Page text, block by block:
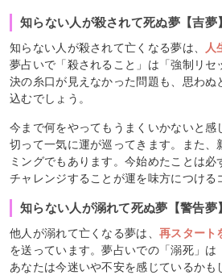
知らない人が殺されて死ぬ夢【吉夢】
知らない人が殺されて亡くなる夢は、 人
夢占いで「殺されること」は「強制リセ
決の糸口が見えなかった問題も、思わぬ
込むでしょう。
今まで何をやってもうまくいかないと感
切って一気に運が巡ってきます。また、
ミングでもあります。今始めたことは必
チャレンジすることが運を味方につける
知らない人が溺れて死ぬ夢【警告夢】
他人が溺れて亡くなる夢は、 再スタート
を送っています。夢占いでの「溺死」は
あなたは今迷いや不安を感じているかも